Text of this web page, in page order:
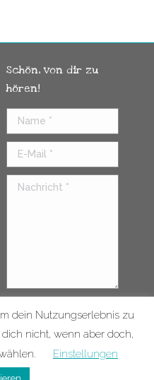
Schön, von dir zu
hören!
Name *
E-Mail *
Nachricht *
Senden
© 2026 |
dein Nutzungserlebnis zu
nicht, wenn aber doch,
Einstellungen